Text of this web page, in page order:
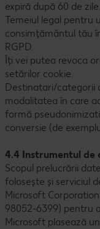
expiră după 60 de zile.
Temeiul legal pentru
consimțământul tău
RGPD.
Îți vei putea revoca
setărilor cookie.
Destinatari/categorii
modalitatea în care
formă
conversie (de
4.4 Instrumentul de
Scopul prelucrării
folosește și serviciul
Microsoft
98052-6399) pentru
Microsoft plasează